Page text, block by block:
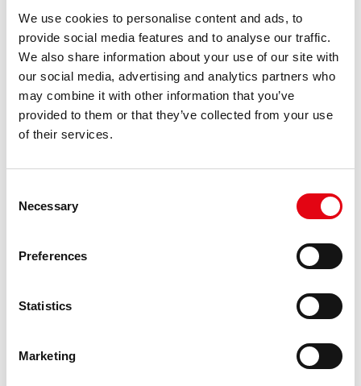
We use cookies to personalise content and ads, to
provide social media features and to analyse our traffic.
We also share information about your use of our site with
our social media, advertising and analytics partners who
may combine it with other information that you’ve
provided to them or that they’ve collected from your use
of their services.
Selection
Necessary
Preferences
Statistics
Marketing
METSTRADE AMSTERDAM
Raccorderie Metalliche è presente alla fiera METSTRADE di